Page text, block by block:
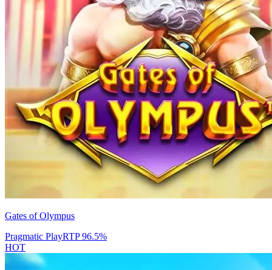
Gates of Olympus
Pragmatic PlayRTP96.5%
HOT